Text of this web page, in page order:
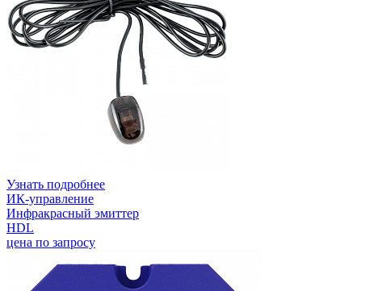
Узнать подробнее
ИК-управление
Инфракрасный эмиттер
HDL
цена по запросу